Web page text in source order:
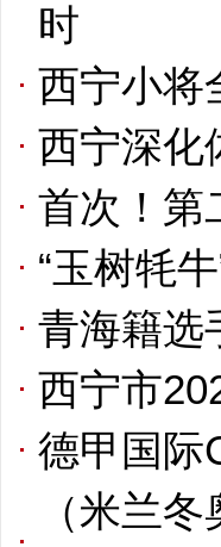
时
西宁小将
西宁深化
首次！第
“玉树牦
青海籍选
西宁市
德甲国际
（米兰